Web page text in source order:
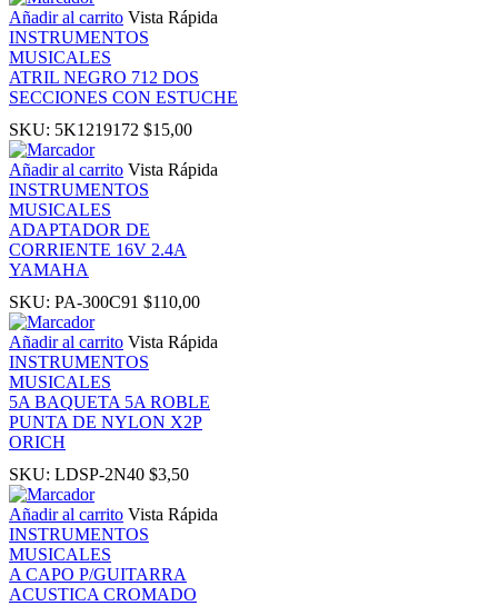
Panel
Panel
Panel
panel
panel
panel
panel
Panel
Añadir al carrito Vista Rápida
INSTRUMENTOS
MUSICALES
ATRIL NEGRO 712 DOS
SECCIONES CON ESTUCHE
SKU: 5K1219172 $15,00
Añadir al carrito Vista Rápida
INSTRUMENTOS
MUSICALES
ADAPTADOR DE
CORRIENTE 16V 2.4A
YAMAHA
SKU: PA-300C91 $110,00
Añadir al carrito Vista Rápida
INSTRUMENTOS
MUSICALES
5A BAQUETA 5A ROBLE
PUNTA DE NYLON X2P
ORICH
SKU: LDSP-2N40 $3,50
Añadir al carrito Vista Rápida
INSTRUMENTOS
MUSICALES
A CAPO P/GUITARRA
ACUSTICA CROMADO